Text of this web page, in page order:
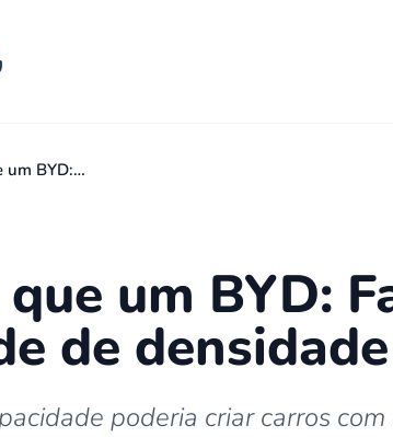
um BYD:…
um BYD:
de
poderia criar carros